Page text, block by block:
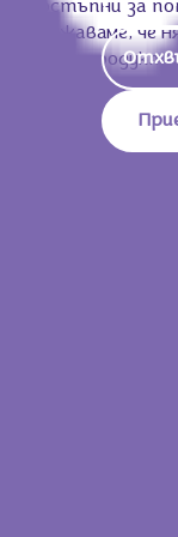
достъпни за
уважаваме, че
веган
радваме
Milka шоколад,
да бъде много